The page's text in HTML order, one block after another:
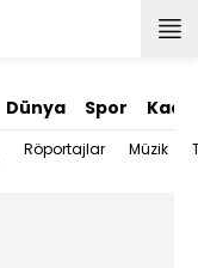
Dünya Spor
Röportajlar Müzik